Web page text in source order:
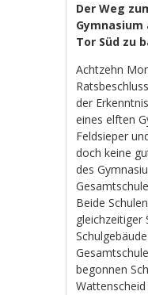
Der Weg
Gymnasium
Tor Süd zu
Achtzehn
der
eines elften
Feldsieper
doch keine
des
Beide
gleichzeitiger
begonnen